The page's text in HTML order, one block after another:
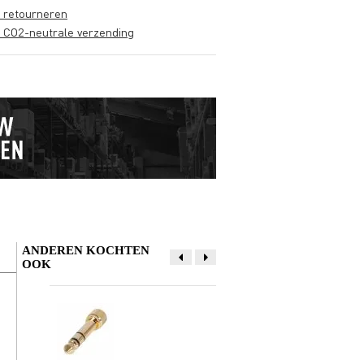
retourneren
CO2-neutrale verzending
Schrijf zelf een review
Je naam
ANDEREN KOCHTEN
OOK